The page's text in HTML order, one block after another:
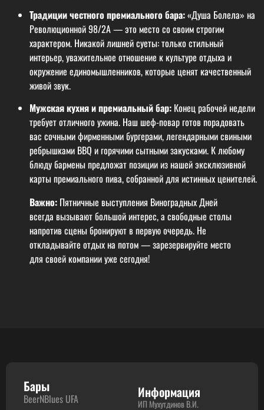
Традиции честного премиального бара:«Душа Болела» на
Революционной 98/2A — это место со своим строгим
характером. Никакой лишней суеты: только стильный
интерьер, уважительное отношение к культуре отдыха и
окружение единомышленников, которые ценят качественный
живой звук.
Мужская кухня и премиальный бар: Конец рабочей недели
требует отличного ужина. Наш шеф-повар готов порадовать
вас сочными фирменными бургерами, легендарными свиными
ребрышками BBQ и горячими сытными закусками. К любому
блюду бармены предложат позиции из нашей эксклюзивной
карты премиального пива, собранной для истинных ценителей.
Важно: Пятничные выступления Виноградных Дней
всегда вызывают большой интерес, а свободные столы
напротив сцены бронируют в первую очередь. Не
откладывайте отдых на потом — зарезервируйте место
для своей компании уже сегодня!
Бары
BeerNBlues UFA
Информация
ИП Мухутдинов В.И.